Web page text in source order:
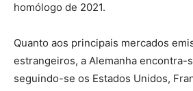
homólogo de 2021.
Quanto aos principais mercados
estrangeiros, a Alemanha encontra-
seguindo-se os Estados Unidos,